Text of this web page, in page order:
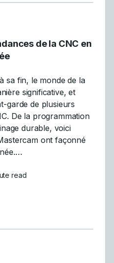
de la CNC en
sa fin, le monde de la
significative, et
garde de plusieurs
De la programmation
durable, voici
ont façonné
read
tendances de la